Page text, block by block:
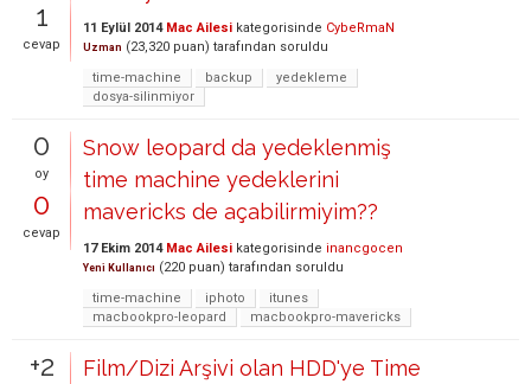
1
cevap
11 Eylül 2014 Mac Ailesi kategorisinde CybeRmaN
Uzman (23,320 puan) tarafından soruldu
time-machine
backup
yedekleme
dosya-silinmiyor
0
oy
0
cevap
Snow leopard da yedeklenmiş
time machine yedeklerini
mavericks de açabilirmiyim??
17 Ekim 2014 Mac Ailesi kategorisinde inancgocen
Yeni Kullanıcı (220 puan) tarafından soruldu
time-machine
iphoto
itunes
macbookpro-leopard
macbookpro-mavericks
+2
Film/Dizi Arşivi olan HDD'ye Time